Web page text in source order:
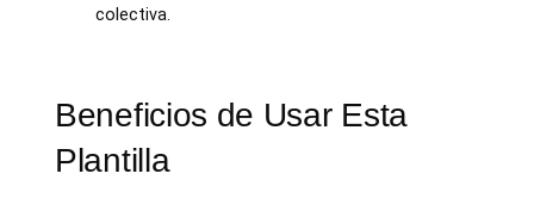
colectiva.
Beneficios de Usar Esta
Plantilla